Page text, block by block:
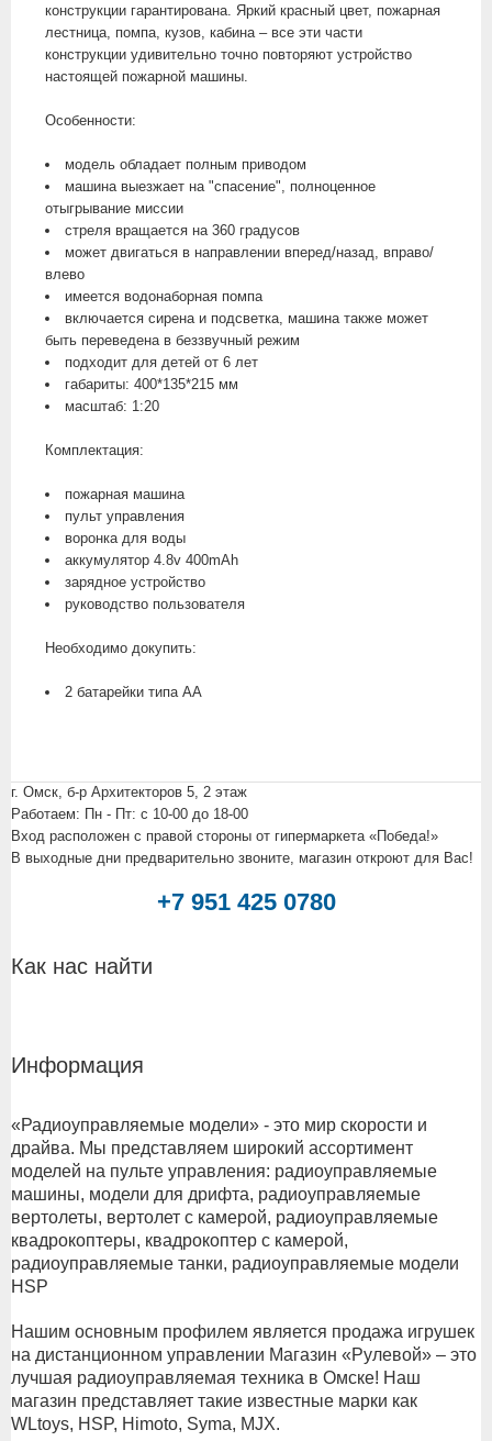
конструкции гарантирована. Яркий красный цвет, пожарная
лестница, помпа, кузов, кабина – все эти части
конструкции удивительно точно повторяют устройство
настоящей пожарной машины.
Особенности:
модель обладает полным приводом
машина выезжает на "спасение", полноценное
отыгрывание миссии
стреля вращается на 360 градусов
может двигаться в направлении вперед/назад, вправо/
влево
имеется водонаборная помпа
включается сирена и подсветка, машина также может
быть переведена в беззвучный режим
подходит для детей от 6 лет
габариты: 400*135*215 мм
масштаб: 1:20
Комплектация:
пожарная машина
пульт управления
воронка для воды
аккумулятор 4.8v 400mAh
зарядное устройство
руководство пользователя
Необходимо докупить:
2 батарейки типа АА
г. Омск, б-р Архитекторов 5, 2 этаж
Работаем: Пн - Пт: c 10-00 до 18-00
Вход расположен с правой стороны от гипермаркета «Победа!»
В выходные дни предварительно звоните, магазин откроют для Вас!
+7 951 425 0780
Как нас найти
Информация
«Радиоуправляемые модели» - это мир скорости и
драйва. Мы представляем широкий ассортимент
моделей на пульте управления: радиоуправляемые
машины, модели для дрифта, радиоуправляемые
вертолеты, вертолет с камерой, радиоуправляемые
квадрокоптеры, квадрокоптер с камерой,
радиоуправляемые танки, радиоуправляемые модели
HSP
Нашим основным профилем является продажа игрушек
на дистанционном управлении Магазин «Рулевой» – это
лучшая радиоуправляемая техника в Омске! Наш
магазин представляет такие известные марки как
WLtoys, HSP, Himoto, Syma, MJX.